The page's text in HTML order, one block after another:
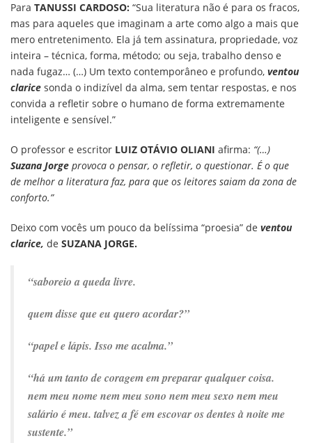
Para TANUSSI CARDOSO: “Sua literatura não é para os fracos,
mas para aqueles que imaginam a arte como algo a mais que
mero entretenimento. Ela já tem assinatura, propriedade, voz
inteira – técnica, forma, método; ou seja, trabalho denso e
nada fugaz… (…) Um texto contemporâneo e profundo, ventou
clarice sonda o indizível da alma, sem tentar respostas, e nos
convida a refletir sobre o humano de forma extremamente
inteligente e sensível.”
O professor e escritor LUIZ OTÁVIO OLIANI afirma: “(…)
Suzana Jorge provoca o pensar, o refletir, o questionar. É o que
de melhor a literatura faz, para que os leitores saiam da zona de
conforto.”
Deixo com vocês um pouco da belíssima “proesia” de ventou
clarice, de SUZANA JORGE.
“saboreio a queda livre.
quem disse que eu quero acordar?”
“papel e lápis. Isso me acalma.”
“há um tanto de coragem em preparar qualquer coisa.
nem meu nome nem meu sono nem meu sexo nem meu
salário é meu. talvez a fé em escovar os dentes à noite me
sustente.”